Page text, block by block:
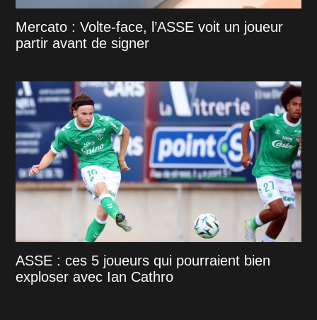
Mercato : Volte-face, l’ASSE voit un joueur
partir avant de signer
ASSE : ces 5 joueurs qui pourraient bien
exploser avec Ian Cathro